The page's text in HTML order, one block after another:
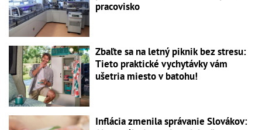
pracovisko
Zbaľte sa na letný piknik bez stresu:
Tieto praktické vychytávky vám
ušetria miesto v batohu!
Inflácia zmenila správanie Slovákov: